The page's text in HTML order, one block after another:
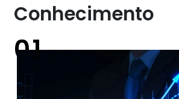
Conhecimento